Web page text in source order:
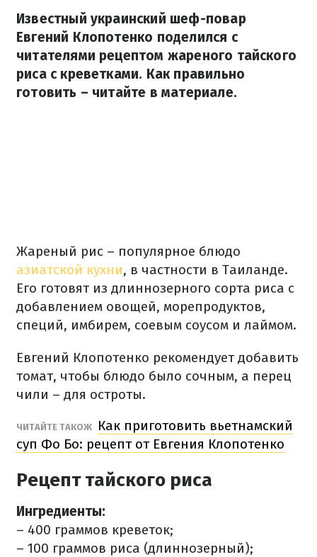
Известный украинский шеф-повар
Евгений Клопотенко поделился с
читателями рецептом жареного тайского
риса с креветками. Как правильно
готовить – читайте в материале.
Жареный рис – популярное блюдо
азиатской кухни, в частности в Таиланде.
Его готовят из длиннозерного сорта риса с
добавлением овощей, морепродуктов,
специй, имбирем, соевым соусом и лаймом.
Евгений Клопотенко рекомендует добавить
томат, чтобы блюдо было сочным, а перец
чили – для остроты.
ЧИТАЙТЕ ТАКОЖ
Как приготовить вьетнамский
суп Фо Бо: рецепт от Евгения Клопотенко
Рецепт тайского риса
Ингредиенты:
– 400 граммов креветок;
– 100 граммов риса (длиннозерный);